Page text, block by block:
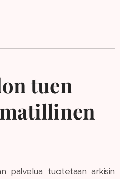
tuen
palvelua tuotetaan arkisin